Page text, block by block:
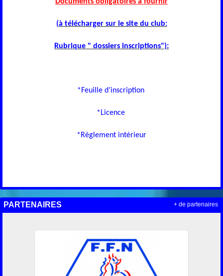
(à télécharger sur le site du club:
Rubrique " dossiers inscriptions"):
*Feuille d’inscription
*Licence
*Règlement intérieur
PARTENAIRES + de partenaires